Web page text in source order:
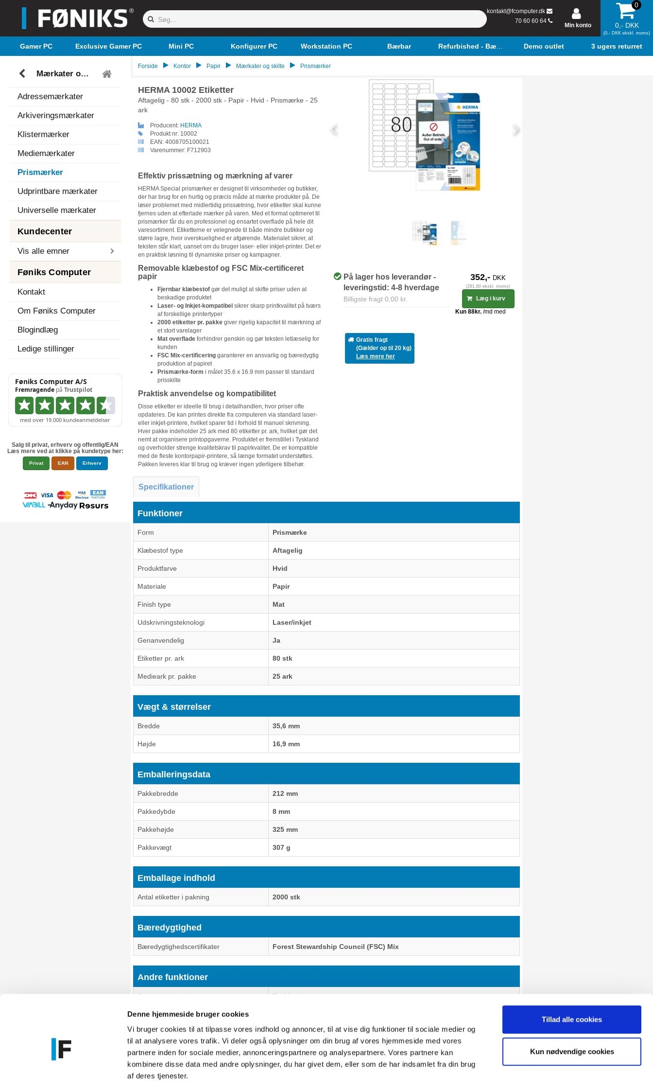
Denne hjemmeside bruger cookies
Vi bruger cookies til at tilpasse vores indhold og annoncer, til at vise dig funktioner til sociale medier og
til at analysere vores trafik. Vi deler også oplysninger om din brug af vores hjemmeside med vores
partnere inden for sociale medier, annonceringspartnere og analysepartnere. Vores partnere kan
kombinere disse data med andre oplysninger, du har givet dem, eller som de har indsamlet fra din brug
af deres tjenester.
Tillad alle cookies
Kun nødvendige cookies
kontakt@fcomputer.dk
70 60 60 64
Min konto
0
0,- DKK
(0,- DKK ekskl. moms)
Gamer PC Exclusive Gamer PC Mini PC Konfigurer PC Workstation PC Bærbar Refurbished - Bærbar Demo outlet 3 ugers returret
Mærkater og skilte
Adressemærkater
Arkiveringsmærkater
Klistermærker
Mediemærkater
Prismærker
Udprintbare mærkater
Universelle mærkater
Kundecenter
Vis alle emner
Føniks Computer
Kontakt
Om Føniks Computer
Blogindlæg
Ledige stillinger
Salg til privat, erhverv og offentlig/EAN
Læs mere ved at klikke på kundetype her:
Privat EAN Erhverv
Forside Kontor Papir Mærkater og skilte Prismærker
HERMA 10002 Etiketter
Aftagelig - 80 stk - 2000 stk - Papir - Hvid - Prismærke - 25
ark
Producent: HERMA
Produkt nr: 10002
EAN: 4008705100021
Varenummer: F712903
Effektiv prissætning og mærkning af varer
HERMA Special prismærker er designet til virksomheder og butikker,
der har brug for en hurtig og præcis måde at mærke produkter på. De
løser problemet med midlertidig prissætning, hvor etiketter skal kunne
fjernes uden at efterlade mærker på varen. Med et format optimeret til
prismærker får du en professionel og ensartet overflade på hele dit
varesortiment. Etiketterne er velegnede til både mindre butikker og
større lagre, hvor overskuelighed er afgørende. Materialet sikrer, at
teksten står klart, uanset om du bruger laser- eller inkjet-printer. Det er
en praktisk løsning til dynamiske priser og kampagner.
Removable klæbestof og FSC Mix-certificeret
papir
Fjernbar klæbestofgør det muligt at skifte priser uden at
beskadige produktet
Laser- og Inkjet-kompatibel sikrer skarp printkvalitet på tværs
af forskellige printertyper
2000 etiketter pr. pakkegiver rigelig kapacitet til mærkning af
et stort varelager
Mat overfladeforhindrer genskin og gør teksten letlæselig for
kunden
FSC Mix-certificeringgaranterer en ansvarlig og bæredygtig
produktion af papiret
Prismærke-form i målet 35.6 x 16.9 mm passer til standard
prisskilte
Praktisk anvendelse og kompatibilitet
Disse etiketter er ideelle til brug i detailhandlen, hvor priser ofte
opdateres. De kan printes direkte fra computeren via standard laser-
eller inkjet-printere, hvilket sparer tid i forhold til manuel skrivning.
Hver pakke indeholder 25 ark med 80 etiketter pr. ark, hvilket gør det
nemt at organisere printopgaverne. Produktet er fremstillet i Tyskland
og overholder strenge kvalitetskrav til papirkvalitet. De er kompatible
med de fleste kontorpapir-printere, så længe formatet understøttes.
Pakken leveres klar til brug og kræver ingen yderligere tilbehør.
På lager hos leverandør -
leveringstid: 4-8 hverdage
Billigste fragt 0,00 kr.
352,- DKK
(281,60 ekskl. moms)
Læg i kurv
Gratis fragt
(Gælder op til 20 kg)
Læs mere her
Specifikationer
Funktioner
Form Prismærke
Klæbestof type Aftagelig
Produktfarve Hvid
Materiale Papir
Finish type Mat
Udskrivningsteknologi Laser/inkjet
Genanvendelig Ja
Etiketter pr. ark 80 stk
Medieark pr. pakke 25 ark
Vægt & størrelser
Bredde 35,6 mm
Højde 16,9 mm
Emballeringsdata
Pakkebredde 212 mm
Pakkedybde 8 mm
Pakkehøjde 325 mm
Pakkevægt 307 g
Emballage indhold
Antal etiketter i pakning 2000 stk
Bæredygtighed
Bæredygtighedscertifikater Forest Stewardship Council (FSC) Mix
Andre funktioner
Oprindelsesland Tyskland
Føniks Computer Aarhus
CVR.: 26208637
Anelystparken 33B, 8381 Tilst
Generelle henvendelser:
kontakt@fcomputer.dk
Service- og reklamationsafdelingen: